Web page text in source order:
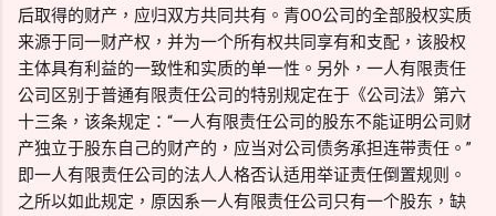
后取得的财产，应归双方共同共有。青OO公司的全部股权实质
来源于同一财产权，并为一个所有权共同享有和支配，该股权
主体具有利益的一致性和实质的单一性。另外，一人有限责任
公司区别于普通有限责任公司的特别规定在于《公司法》第六
十三条，该条规定：“一人有限责任公司的股东不能证明公司财
产独立于股东自己的财产的，应当对公司债务承担连带责任。”
即一人有限责任公司的法人人格否认适用举证责任倒置规则。
之所以如此规定，原因系一人有限责任公司只有一个股东，缺